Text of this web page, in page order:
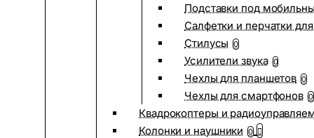
Подставки под
Салфетки и перчатки
Стилусы 0
Усилители звука 0
Чехлы для планшетов 0
Чехлы для смартфонов 0
Квадрокоптеры и
Колонки и наушники 0